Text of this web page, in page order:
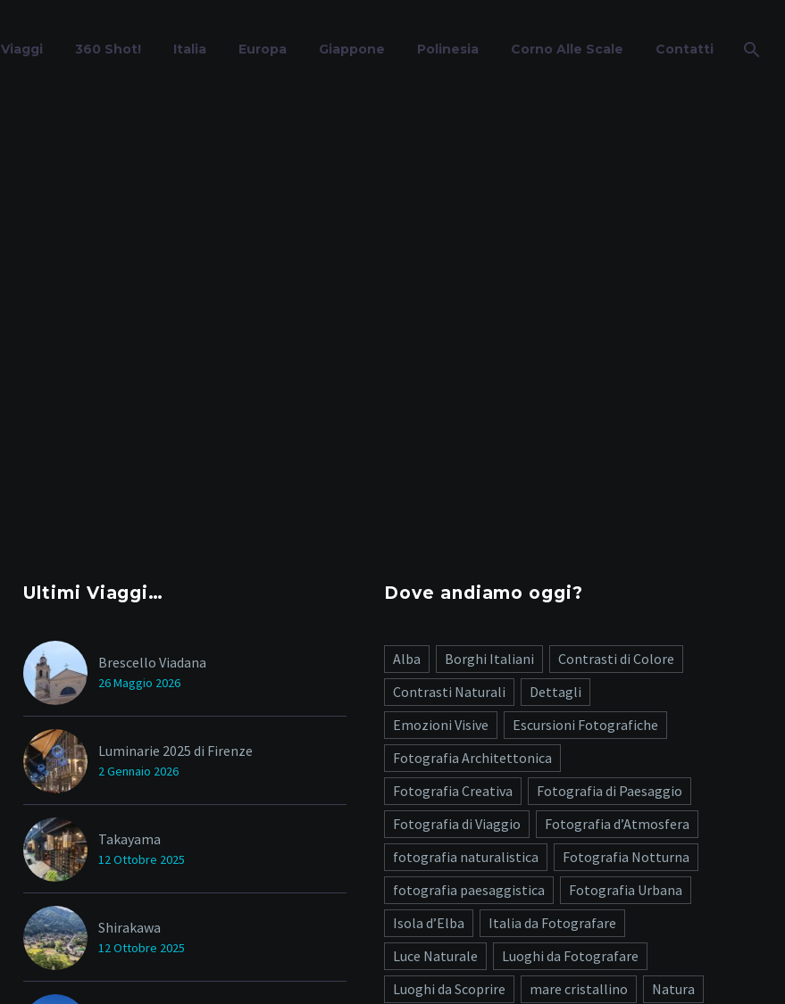
Viaggi 360 Shot! Italia Europa Giappone Polinesia Corno Alle Scale Contatti
Ultimi Viaggi…
Brescello Viadana
26 Maggio 2026
Luminarie 2025 di Firenze
2 Gennaio 2026
Takayama
12 Ottobre 2025
Shirakawa
12 Ottobre 2025
Dove andiamo oggi?
Alba Borghi Italiani
Contrasti di Colore
Contrasti Naturali
Dettagli
Emozioni Visive
Escursioni Fotografiche
Fotografia Architettonica
Fotografia Creativa
Fotografia di Paesaggio
Fotografia di Viaggio
Fotografia d’Atmosfera
fotografia naturalistica
Fotografia Notturna
fotografia paesaggistica
Fotografia Urbana
Isola d’Elba
Italia da Fotografare
Luce Naturale
Luoghi da Fotografare
Luoghi da Scoprire
mare cristallino
Natura